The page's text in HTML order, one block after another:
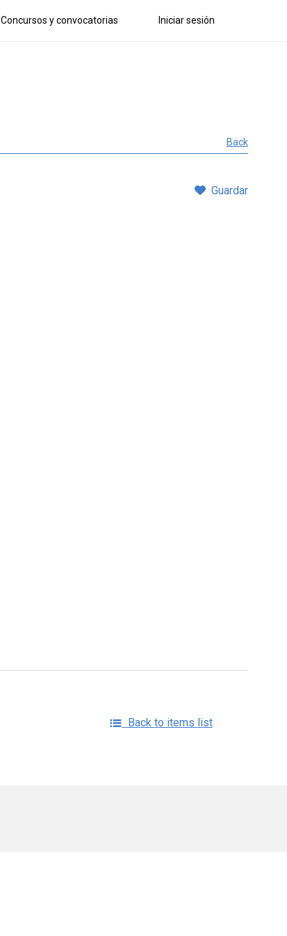
Concursos y convocatorias Iniciar sesión
Back
Guardar
Back to items list